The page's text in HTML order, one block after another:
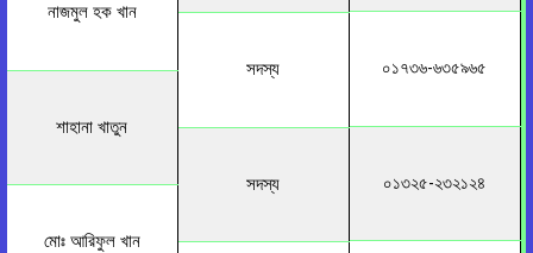
নাজমুল হক খান
শাহানা খাতুন
মোঃ আরিফুল খান
সদস্য
সদস্য
০১৭৩৬-৬৩৫৯৬৫
০১৩২৫-২৩২১২৪